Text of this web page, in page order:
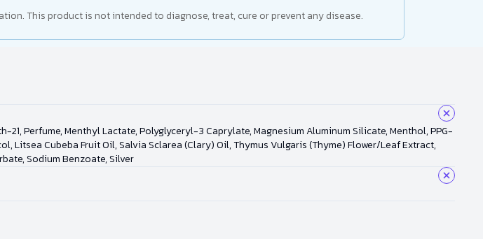
This product is not intended to diagnose, treat, cure or prevent any disease.
Perfume, Menthyl Lactate, Polyglyceryl-3 Caprylate, Magnesium Aluminum Silicate, Menthol, PPG-
Litsea Cubeba Fruit Oil, Salvia Sclarea (Clary) Oil, Thymus Vulgaris (Thyme) Flower/Leaf Extract,
Sodium Benzoate, Silver